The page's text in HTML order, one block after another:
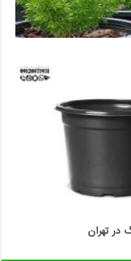
در تهران